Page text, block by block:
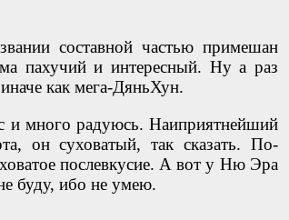
составной частью примешан
пахучий и интересный. Ну а раз
как мега-ДяньХун.
и много радуюсь. Наиприятнейший
он суховатый, так сказать. По-
послевкусие. А вот у Ню Эра
буду, ибо не умею.